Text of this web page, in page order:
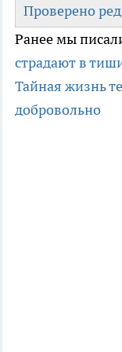
Проверено
Ранее мы
страдают в
Тайная жизнь
добровольно